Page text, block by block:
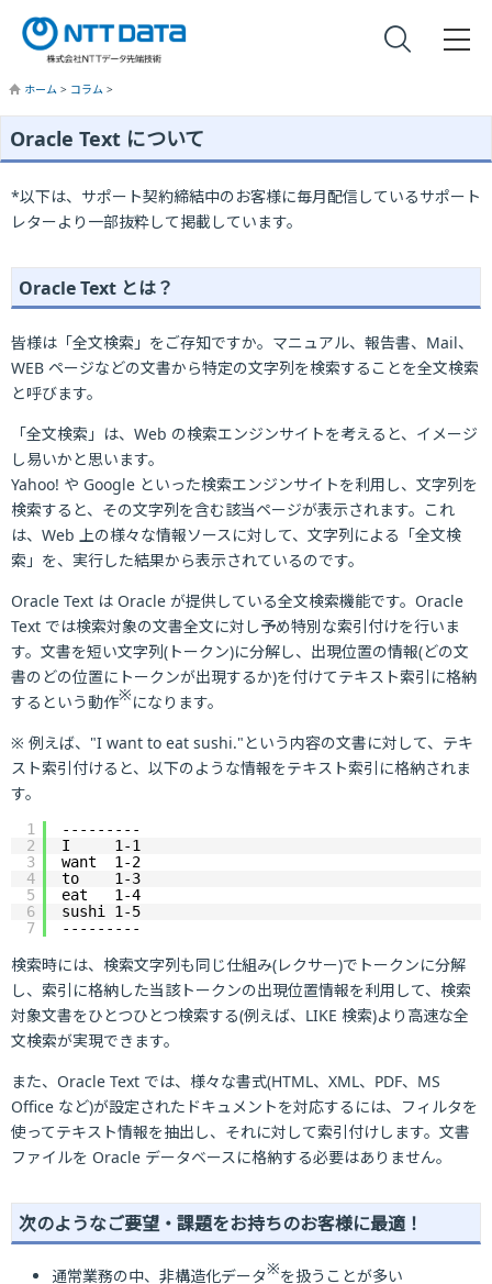
ホーム > コラム >
Oracle Text について
*以下は、サポート契約締結中のお客様に毎月配信しているサポート
レターより一部抜粋して掲載しています。
Oracle Text とは？
皆様は「全文検索」をご存知ですか。マニュアル、報告書、Mail、
WEB ページなどの文書から特定の文字列を検索することを全文検索
と呼びます。
「全文検索」は、Web の検索エンジンサイトを考えると、イメージ
し易いかと思います。
Yahoo! や Google といった検索エンジンサイトを利用し、文字列を
検索すると、その文字列を含む該当ページが表示されます。これ
は、Web 上の様々な情報ソースに対して、文字列による「全文検
索」を、実行した結果から表示されているのです。
Oracle Text は Oracle が提供している全文検索機能です。Oracle
Text では検索対象の文書全文に対し予め特別な索引付けを行いま
す。文書を短い文字列(トークン)に分解し、出現位置の情報(どの文
書のどの位置にトークンが出現するか)を付けてテキスト索引に格納
するという動作※になります。
※ 例えば、"I want to eat sushi."という内容の文書に対して、テキ
スト索引付けると、以下のような情報をテキスト索引に格納されま
す。
1
2
3
4
5
6
7
---------
I     1-1
want  1-2
to    1-3
eat   1-4
sushi 1-5
---------
検索時には、検索文字列も同じ仕組み(レクサー)でトークンに分解
し、索引に格納した当該トークンの出現位置情報を利用して、検索
対象文書をひとつひとつ検索する(例えば、LIKE 検索)より高速な全
文検索が実現できます。
また、Oracle Text では、様々な書式(HTML、XML、PDF、MS
Office など)が設定されたドキュメントを対応するには、フィルタを
使ってテキスト情報を抽出し、それに対して索引付けします。文書
ファイルを Oracle データベースに格納する必要はありません。
次のようなご要望・課題をお持ちのお客様に最適！
通常業務の中、非構造化データ※を扱うことが多い